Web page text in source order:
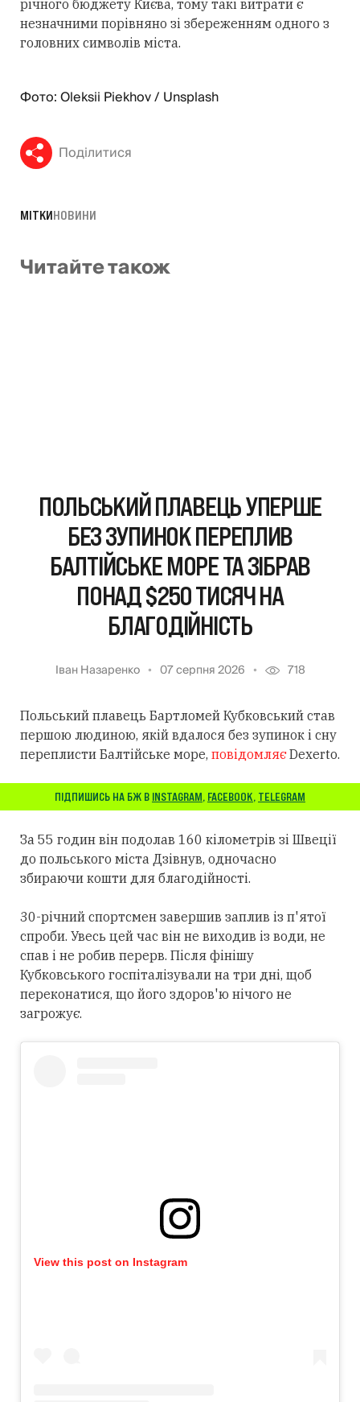
річного бюджету Києва, тому такі витрати є
незначними порівняно зі збереженням одного з
головних символів міста.
Фото: Oleksii Piekhov / Unsplash
Поділитися
МІТКИНОВИНИ
Читайте також
ПОЛЬСЬКИЙ ПЛАВЕЦЬ УПЕРШЕ
БЕЗ ЗУПИНОК ПЕРЕПЛИВ
БАЛТІЙСЬКЕ МОРЕ ТА ЗІБРАВ
ПОНАД $250 ТИСЯЧ НА
БЛАГОДІЙНІСТЬ
Іван Назаренко 07 серпня 2026 718
Польський плавець Бартломей Кубковський став
першою людиною, якій вдалося без зупинок і сну
переплисти Балтійське море, повідомляєDexerto.
ПІДПИШИСЬ НА БЖ В INSTAGRAM, FACEBOOK, TELEGRAM
За 55 годин він подолав 160 кілометрів зі Швеції
до польського міста Дзівнув, одночасно
збираючи кошти для благодійності.
30-річний спортсмен завершив заплив із п'ятої
спроби. Увесь цей час він не виходив із води, не
спав і не робив перерв. Після фінішу
Кубковського госпіталізували на три дні, щоб
переконатися, що його здоров'ю нічого не
загрожує.
View this post on Instagram